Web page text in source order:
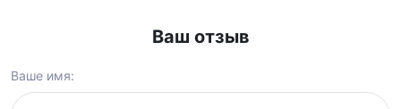
Ваш отзыв
Ваше имя: